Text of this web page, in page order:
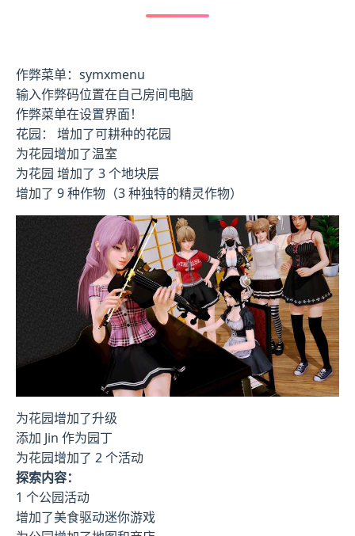
作弊菜单：symxmenu
输入作弊码位置在自己房间电脑
作弊菜单在设置界面！
花园： 增加了可耕种的花园
为花园增加了温室
为花园 增加了 3 个地块层
增加了 9 种作物（3 种独特的精灵作物）
为花园增加了升级
添加 Jin 作为园丁
为花园增加了 2 个活动
探索内容：
1 个公园活动
增加了美食驱动迷你游戏